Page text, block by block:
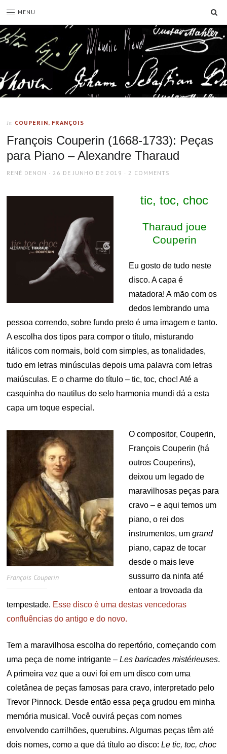
MENU
In COUPERIN, FRANÇOIS
François Couperin (1668-1733): Peças
para Piano – Alexandre Tharaud
AUTHOR
RENÉ DENON
POSTED
26 DE JUNHO DE 2019 2 COMMENTS
tic, toc, choc
Tharaud joue
Couperin
Eu gosto de tudo neste
disco. A capa é
matadora! A mão com os
dedos lembrando uma
pessoa correndo, sobre fundo preto é uma imagem e tanto.
A escolha dos tipos para compor o título, misturando
itálicos com normais, bold com simples, as tonalidades,
tudo em letras minúsculas depois uma palavra com letras
maiúsculas. E o charme do título – tic, toc, choc! Até a
casquinha do nautilus do selo harmonia mundi dá a esta
capa um toque especial.
François Couperin
O compositor, Couperin,
François Couperin (há
outros Couperins),
deixou um legado de
maravilhosas peças para
cravo – e aqui temos um
piano, o rei dos
instrumentos, um grand
piano, capaz de tocar
desde o mais leve
sussurro da ninfa até
entoar a trovoada da
tempestade. Esse disco é uma destas vencedoras
confluências do antigo e do novo.
Tem a maravilhosa escolha do repertório, começando com
uma peça de nome intrigante – Les baricades mistérieuses.
A primeira vez que a ouvi foi em um disco com uma
coletânea de peças famosas para cravo, interpretado pelo
Trevor Pinnock. Desde então essa peça grudou em minha
memória musical. Você ouvirá peças com nomes
envolvendo carrilhões, querubins. Algumas peças têm até
dois nomes, como a que dá título ao disco:Le tic, toc, choc